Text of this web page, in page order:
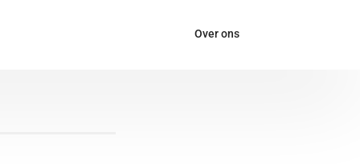
Over ons